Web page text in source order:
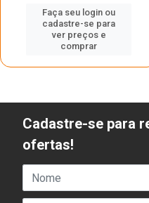
Faça seu login ou
cadastre-se para
ver preços e
comprar
Cadastre-se para
ofertas!